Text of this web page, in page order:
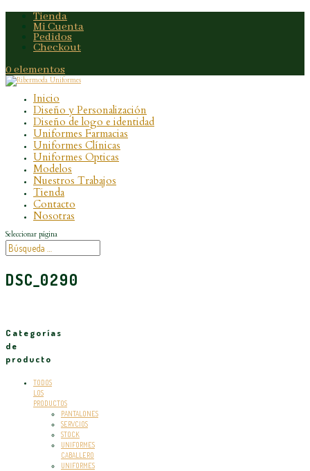
Tienda
Mi Cuenta
Pedidos
Checkout
0 elementos
Inicio
Diseño y Personalización
Diseño de logo e identidad
Uniformes Farmacias
Uniformes Clínicas
Uniformes Opticas
Modelos
Nuestros Trabajos
Tienda
Contacto
Nosotras
Seleccionar página
DSC_0290
Categorías
de
producto
TODOS
LOS
PRODUCTOS
PANTALONES
SERVCIOS
STOCK
UNIFORMES
CABALLERO
UNIFORMES